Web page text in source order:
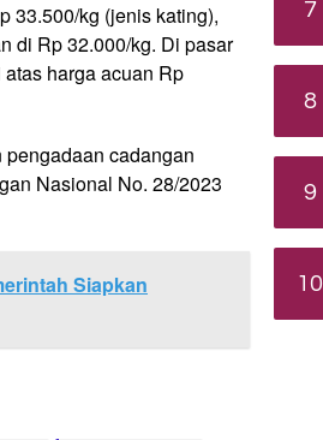
33.500/kg (jenis kating),
di Rp 32.000/kg. Di pasar
harga acuan Rp
cadangan
Nasional No. 28/2023
Siapkan
7
8
9
10